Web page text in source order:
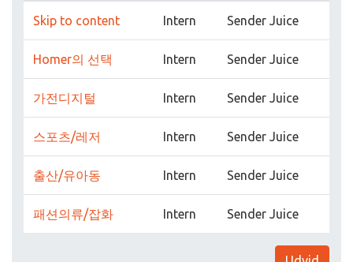
Skip to content Intern Sender Juice
Homer의 선택 Intern Sender Juice
가전디지털 Intern Sender Juice
스포츠/레저 Intern Sender Juice
출산/유아동 Intern Sender Juice
패션의류/잡화 Intern Sender Juice